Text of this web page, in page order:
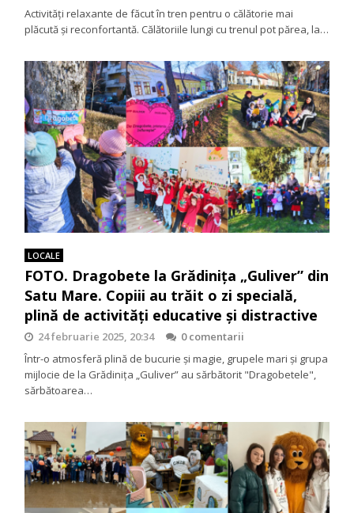
Activități relaxante de făcut în tren pentru o călătorie mai
plăcută și reconfortantă. Călătoriile lungi cu trenul pot părea, la…
LOCALE
FOTO. Dragobete la Grădinița „Guliver” din
Satu Mare. Copiii au trăit o zi specială,
plină de activități educative și distractive
24 februarie 2025, 20:34
0 comentarii
Într-o atmosferă plină de bucurie și magie, grupele mari și grupa
mijlocie de la Grădinița „Guliver” au sărbătorit "Dragobetele",
sărbătoarea…